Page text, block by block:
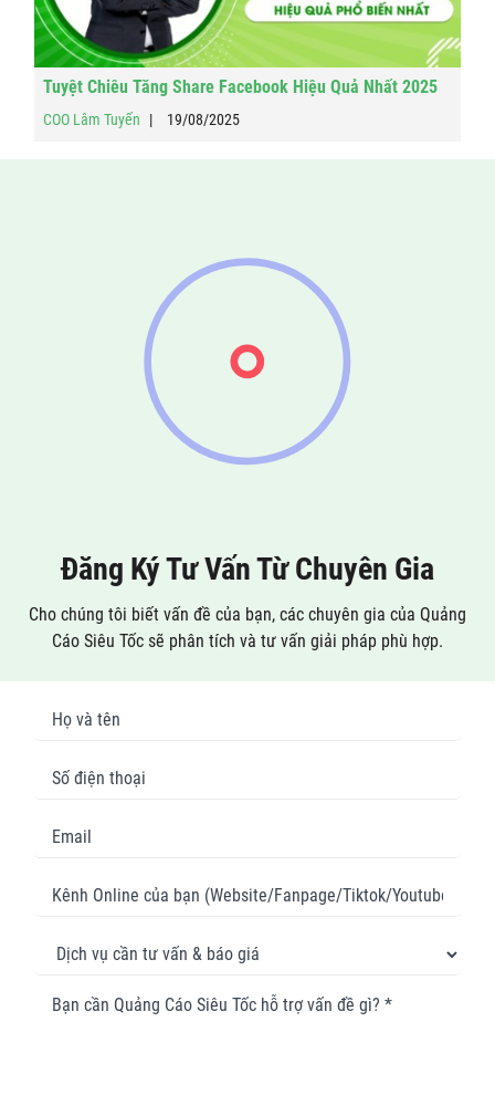
Tuyệt Chiêu Tăng Share Facebook Hiệu Quả Nhất 2025
COO Lâm Tuyến 19/08/2025
Đăng Ký Tư Vấn Từ Chuyên Gia
Cho chúng tôi biết vấn đề của bạn, các chuyên gia của Quảng
Cáo Siêu Tốc sẽ phân tích và tư vấn giải pháp phù hợp.